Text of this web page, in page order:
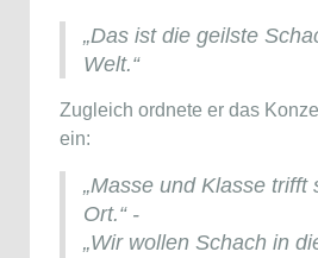
„Das ist die geilste
Welt.“
Zugleich ordnete er das
ein:
„Masse und Klasse trifft
Ort.“ -
„Wir wollen Schach in